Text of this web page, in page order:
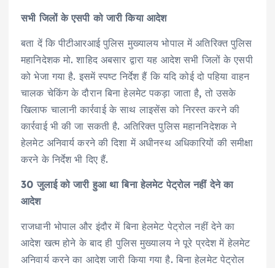
सभी जिलों के एसपी को जारी किया आदेश
बता दें कि पीटीआरआई पुलिस मुख्यालय भोपाल में अतिरिक्त पुलिस
महानिदेशक मो. शाहिद अबसार द्वारा यह आदेश सभी जिलों के एसपी
को भेजा गया है. इसमें स्पष्ट निर्देश हैं कि यदि कोई दो पहिया वाहन
चालक चेकिंग के दौरान बिना हेलमेट पकड़ा जाता है, तो उसके
खिलाफ चालानी कार्रवाई के साथ लाइसेंस को निरस्त करने की
कार्रवाई भी की जा सकती है. अतिरिक्त पुलिस महाननिदेशक ने
हेलमेट अनिवार्य करने की दिशा में अधीनस्थ अधिकारियों की समीक्षा
करने के निर्देश भी दिए हैं.
30 जुलाई को जारी हुआ था बिना हेलमेट पेट्रोल नहीं देने का
आदेश
राजधानी भोपाल और इंदौर में बिना हेलमेट पेट्रोल नहीं देने का
आदेश खत्म होने के बाद ही पुलिस मुख्यालय ने पूरे प्रदेश में हेलमेट
अनिवार्य करने का आदेश जारी किया गया है. बिना हेलमेट पेट्रोल